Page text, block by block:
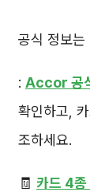
공식 정보는
: Accor 공
확인하고,
조하세요.
🧾 카드 4종